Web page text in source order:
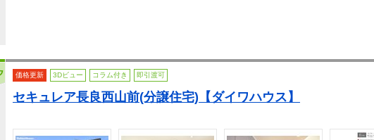
価格更新 3Dビュー コラム付き 即引渡可
セキュレア長良西山前(分譲住宅)【ダイワハウス】